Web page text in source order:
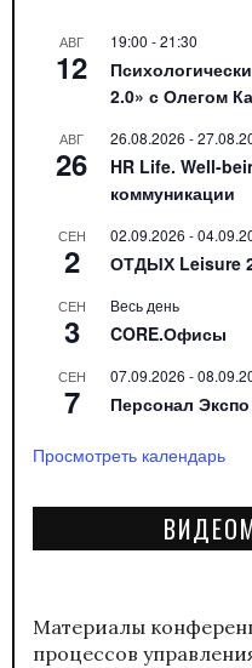
АВГ
12
19:00 -21:30
2.0» с Олегом
АВГ
26
26.08.2026 -
HR Life. Well-
коммуникации
СЕН
2
02.09.2026 -
ОТДЫХ Leisure
СЕН
3
Весь день
CORE.Офисы
СЕН
7
07.09.2026 -
Персонал
Просмотреть календарь
Материалы
процессов